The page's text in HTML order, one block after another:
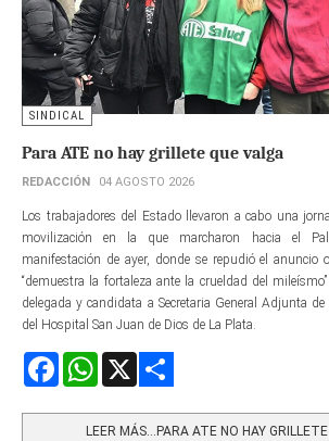
SINDICAL
Para ATE no hay grillete que valga
REDACCIÓN 04 AGOSTO 2026
Los trabajadores del Estado llevaron a cabo una
movilización en la que marcharon hacia el
manifestación de ayer, donde se repudió el anuncio
“demuestra la fortaleza ante la crueldad del
delegada y candidata a Secretaria General Adjunta
del Hospital San Juan de Dios de La Plata.
FacebookWhatsApp
LEER MÁS…PARA ATE NO HAY